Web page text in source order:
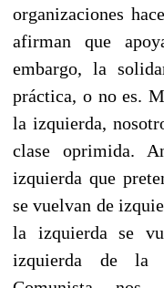
organizaciones
afirman que
embargo, la
práctica, o no es.
la izquierda,
clase oprimida.
izquierda que
se vuelvan de
la izquierda se
izquierda de la